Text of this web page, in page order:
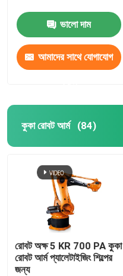
ভালো দাম
আমাদের সাথে যোগাযোগ
কুকা রোবট আর্ম (84)
রোবট অক্ষ 5 KR 700 PA কুকা
রোবট আর্ম প্যালেটাইজিং শিল্পের
জন্য